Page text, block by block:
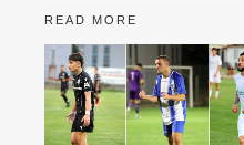
READ MORE